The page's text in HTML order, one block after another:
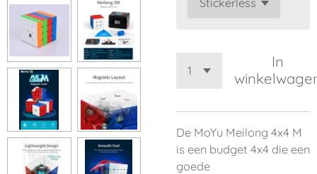
In
De MoYu Meilong 4x4 M
is een budget 4x4 die een
goede